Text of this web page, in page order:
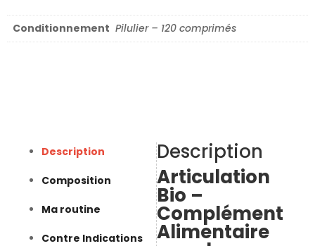
Conditionnement Pilulier – 120 comprimés
Description
Composition
Ma routine
Contre Indications
Description
Articulation
Bio –
Complément
Alimentaire